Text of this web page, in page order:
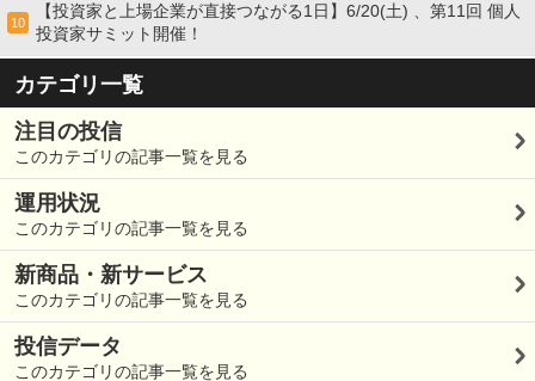
10
【投資家と上場企業が直接つながる1日】6/20(土) 、第11回 個人
投資家サミット開催！
カテゴリ一覧
注目の投信
このカテゴリの記事一覧を見る
運用状況
このカテゴリの記事一覧を見る
新商品・新サービス
このカテゴリの記事一覧を見る
投信データ
このカテゴリの記事一覧を見る